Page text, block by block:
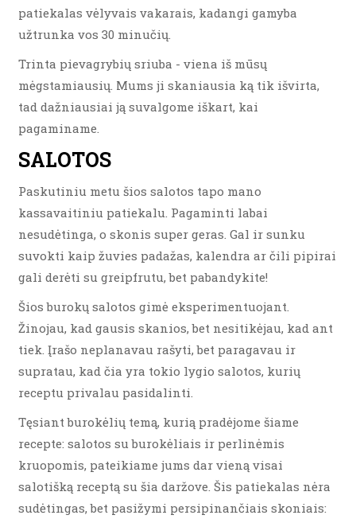
patiekalas vėlyvais vakarais, kadangi gamyba
užtrunka vos 30 minučių.
Trinta pievagrybių sriuba - viena iš mūsų
mėgstamiausių. Mums ji skaniausia ką tik išvirta,
tad dažniausiai ją suvalgome iškart, kai
pagaminame.
SALOTOS
Paskutiniu metu šios salotos tapo mano
kassavaitiniu patiekalu. Pagaminti labai
nesudėtinga, o skonis super geras. Gal ir sunku
suvokti kaip žuvies padažas, kalendra ar čili pipirai
gali derėti su greipfrutu, bet pabandykite!
Šios burokų salotos gimė eksperimentuojant.
Žinojau, kad gausis skanios, bet nesitikėjau, kad ant
tiek. Įrašo neplanavau rašyti, bet paragavau ir
supratau, kad čia yra tokio lygio salotos, kurių
receptu privalau pasidalinti.
Tęsiant burokėlių temą, kurią pradėjome šiame
recepte: salotos su burokėliais ir perlinėmis
kruopomis, pateikiame jums dar vieną visai
salotišką receptą su šia daržove. Šis patiekalas nėra
sudėtingas, bet pasižymi persipinančiais skoniais: